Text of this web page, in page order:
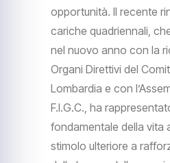
opportunità. Il recente
cariche quadriennali,
nel nuovo anno con la
Organi Direttivi del
Lombardia e con
F.I.G.C., ha
fondamentale della vita
stimolo ulteriore a